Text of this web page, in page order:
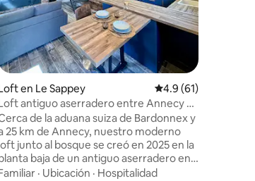
en Le Sappey Calificación
4.9 (61)
antiguo aserradero entre Annecy y
de la aduana suiza de Bardonnex y
25 km de Annecy, nuestro moderno
junto al bosque se creó en 2025 en la
baja de un antiguo aserradero en
que ocupamos el piso de arriba. Muy
· Ubicación · Hospitalidad